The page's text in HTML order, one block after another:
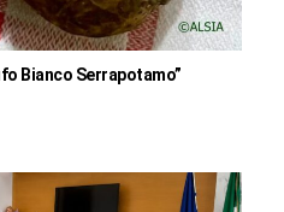
Bianco Serrapotamo”